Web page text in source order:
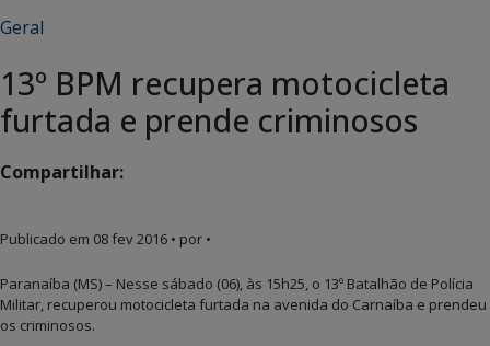
Geral
13º BPM recupera motocicleta
furtada e prende criminosos
Compartilhar:
Publicado em 08 fev 2016 • por •
Paranaíba (MS) – Nesse sábado (06), às 15h25, o 13º Batalhão de Polícia
Militar, recuperou motocicleta furtada na avenida do Carnaíba e prendeu
os criminosos.